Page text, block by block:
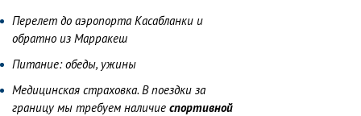
Перелет до аэропорта Касабланки и
обратно из Марракеш
Питание: обеды, ужины
Медицинская страховка. В поездки за
границу мы требуем наличие спортивной